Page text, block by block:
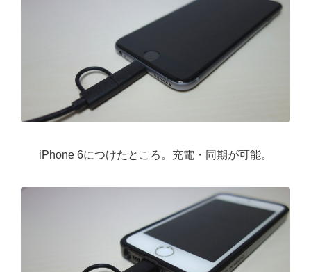
iPhone 6につけたところ。充電・同期が可能。